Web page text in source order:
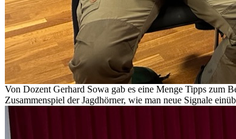
Von Dozent Gerhard Sowa gab es eine Menge Tipps zum
Zusammenspiel der Jagdhörner, wie man neue Signale